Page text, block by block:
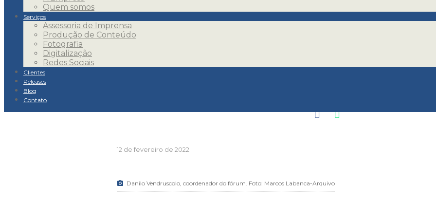
Quem somos
Serviços
Assessoria de Imprensa
Produção de Conteúdo
Fotografia
Digitalização
Redes Sociais
Clientes
Releases
Blog
Contato
A largada rumo ao Fórum Internacional de Logística
ocorreu com a sua apresentação aos principais atores
12 de fevereiro de 2022
Danilo Vendruscolo, coordenador do fórum. Foto: Marcos Labanca-Arquivo